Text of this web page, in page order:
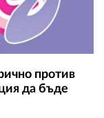
против
да бъде